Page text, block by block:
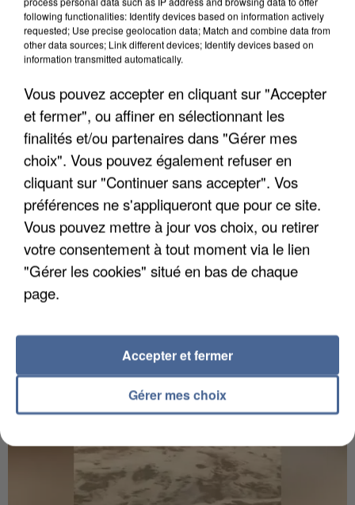
UN SECOND CADRE DE LA DZ MAFIA
INTERPELLÉ EN ALGÉRIE
following functionalities: Identify devices based on information actively
requested; Use precise geolocation data; Match and combine data from
other data sources; Link different devices; Identify devices based on
information transmitted automatically.
Vous pouvez accepter en cliquant sur "Accepter
et fermer", ou affiner en sélectionnant les
finalités et/ou partenaires dans "Gérer mes
choix". Vous pouvez également refuser en
cliquant sur "Continuer sans accepter". Vos
préférences ne s'appliqueront que pour ce site.
Vous pouvez mettre à jour vos choix, ou retirer
votre consentement à tout moment via le lien
"Gérer les cookies" situé en bas de chaque
page.
Gérer mes choix
Accepter et fermer